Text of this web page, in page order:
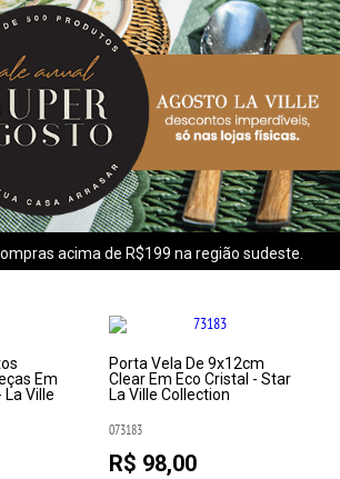
acima de R$199 na região sudeste.
Em
La Ville
Porta Vela De 9x12cm
Clear Em Eco Cristal - Star
La Ville Collection
073183
R$ 98,00